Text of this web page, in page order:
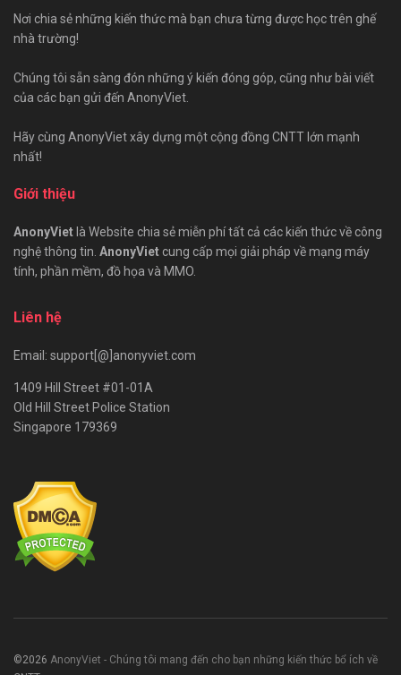
Nơi chia sẻ những kiến thức mà bạn chưa từng được học trên ghế
nhà trường!
Chúng tôi sẵn sàng đón những ý kiến đóng góp, cũng như bài viết
của các bạn gửi đến AnonyViet.
Hãy cùng AnonyViet xây dựng một cộng đồng CNTT lớn mạnh
nhất!
Giới thiệu
AnonyViet là Website chia sẻ miễn phí tất cả các kiến thức về công
nghệ thông tin. AnonyViet cung cấp mọi giải pháp về mạng máy
tính, phần mềm, đồ họa và MMO.
Liên hệ
Email: support[@]anonyviet.com
1409 Hill Street #01-01A
Old Hill Street Police Station
Singapore 179369
©2026 AnonyViet - Chúng tôi mang đến cho bạn những kiến thức bổ ích về